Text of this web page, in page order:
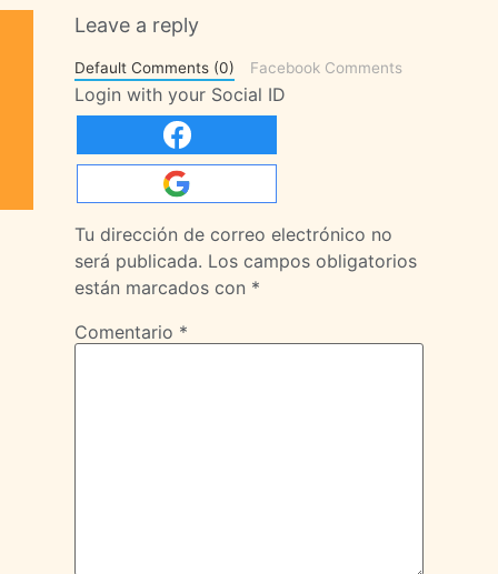
Leave a reply
Default Comments (0) Facebook Comments
Login with your Social ID
Tu dirección de correo electrónico no
será publicada. Los campos obligatorios
están marcados con *
Comentario *